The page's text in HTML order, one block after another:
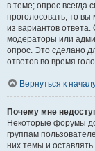
в теме; опрос всегда
проголосовать, то
из вариантов ответа.
модераторы или
опрос. Это сделано
ответов во время
Вернуться к
Почему мне
Некоторые форумы
группам
них темы и